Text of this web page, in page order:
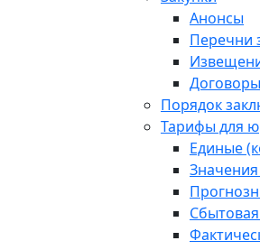
Анонсы
Перечни
Договоры
Порядок
Тарифы для
Единые